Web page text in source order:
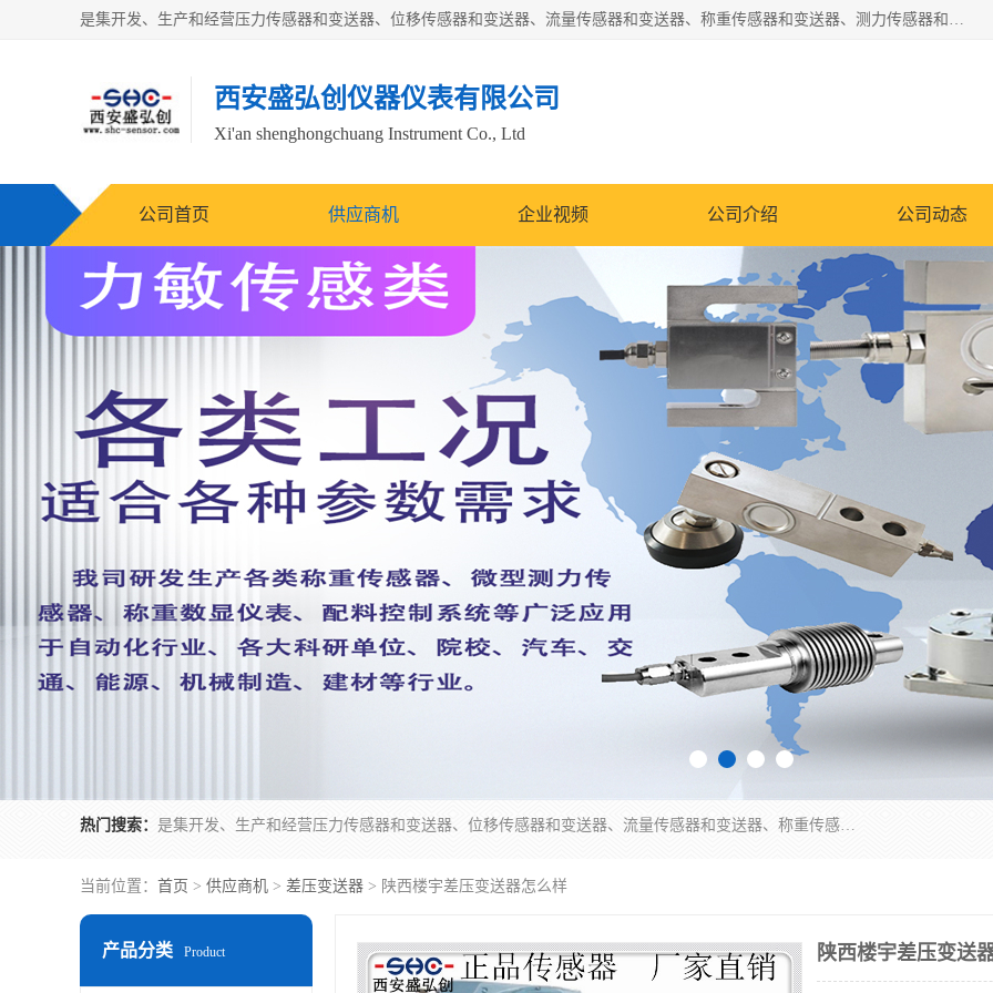
是集开发、生产和经营压力传感器和变送器、位移传感器和变送器、流量传感器和变送器、称重传感器和变送器、测力传感器和变送器、温湿度传感器和变送器、扭矩传感器、智能数显控制仪表等产品的化高新技术企业。
西安盛弘创仪器仪表有限公司
Xi'an shenghongchuang Instrument Co., Ltd
公司首页 供应商机 企业视频 公司介绍 公司动态
热门搜索： 是集开发、生产和经营压力传感器和变送器、位移传感器和变送器、流量传感器和变送器、称重传感器和变送器、测力传感器和变送器、温湿度传感器和变送器、扭矩传感器、智能数显控制仪表等产品的化高新技术企业。
当前位置： 首页 > 供应商机 > 差压变送器 > 陕西楼宇差压变送器怎么样
产品分类 Product 陕西楼宇差压变送